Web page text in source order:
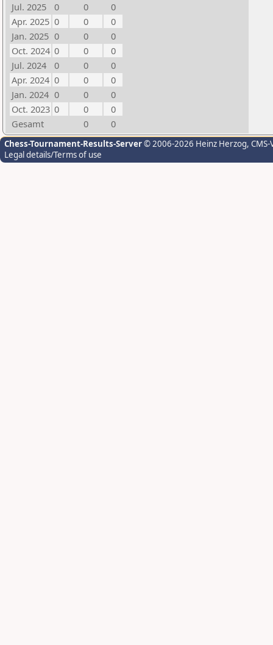
Jul. 2025
0 0
0
Apr. 2025 0 0
0
Jan. 2025 0 0
0
Oct. 2024 0 0
0
Jul. 2024
0 0
0
Apr. 2024 0 0
0
Jan. 2024 0 0
0
Oct. 2023 0 0
0
Gesamt
0 0
Chess-Tournament-Results-Server© 2006-2026 Heinz Herzog,
Legal details/Terms of use